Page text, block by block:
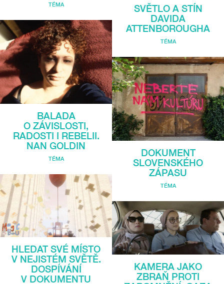
TÉMA
BALADA
O ZÁVISLOSTI,
RADOSTI I REBELII.
NAN GOLDIN
TÉMA
HLEDAT SVÉ MÍSTO
V NEJISTÉM SVĚTĚ.
DOSPÍVÁNÍ
V DOKUMENTU
SVĚTLO A STÍN
DAVIDA
ATTENBOROUGHA
TÉMA
DOKUMENT
SLOVENSKÉHO
ZÁPASU
TÉMA
KAMERA JAKO
ZBRAŇ PROTI